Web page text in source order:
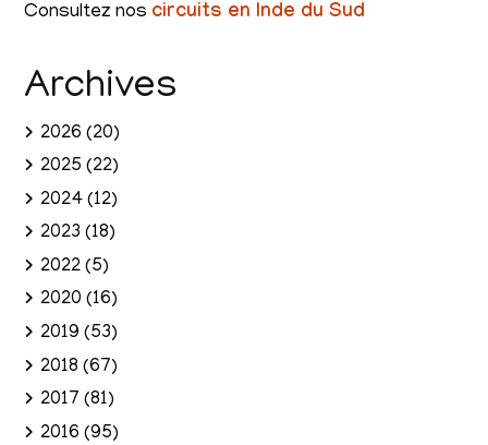
Consultez nos circuits en Inde du Sud
Archives
2026 (20)
2025 (22)
2024 (12)
2023 (18)
2022 (5)
2020 (16)
2019 (53)
2018 (67)
2017 (81)
2016 (95)